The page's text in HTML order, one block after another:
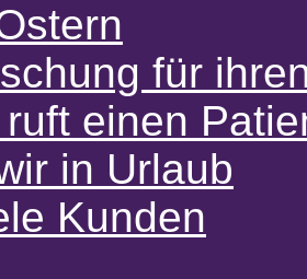
für
einen
in Urlaub
Kunden